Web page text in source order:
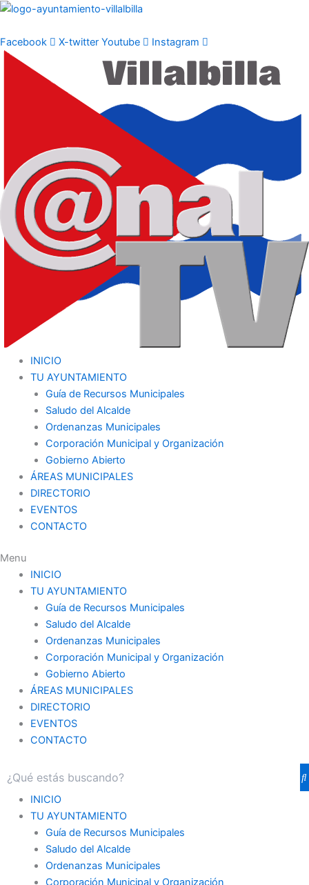
Ir
contenido
Facebook X-twitter Youtube Instagram
INICIO
TU AYUNTAMIENTO
Guía de Recursos Municipales
Saludo del Alcalde
Ordenanzas Municipales
Corporación Municipal y Organización
Gobierno Abierto
ÁREAS MUNICIPALES
DIRECTORIO
EVENTOS
CONTACTO
Menu
INICIO
TU AYUNTAMIENTO
Guía de Recursos Municipales
Saludo del Alcalde
Ordenanzas Municipales
Corporación Municipal y Organización
Gobierno Abierto
ÁREAS MUNICIPALES
DIRECTORIO
EVENTOS
CONTACTO
INICIO
TU AYUNTAMIENTO
Guía de Recursos Municipales
Saludo del Alcalde
Ordenanzas Municipales
Corporación Municipal y Organización